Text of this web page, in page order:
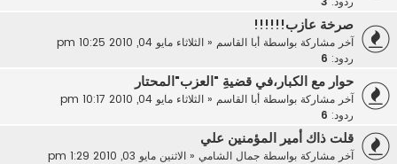
صرخة عازب!!!!!!
آخر مشاركة بواسطة أبا القاسم« الثلاثاء مايو 04, 2010 10:25 pm
ردود: 6
حوار مع الكبار،في قضيةِ "العزب"المحتار
آخر مشاركة بواسطة أبا القاسم« الثلاثاء مايو 04, 2010 10:17 pm
ردود: 6
قلت ذاك أمير المؤمنين علي
آخر مشاركة بواسطة جمال الشامي « الاثنين مايو 03, 2010 1:29 pm